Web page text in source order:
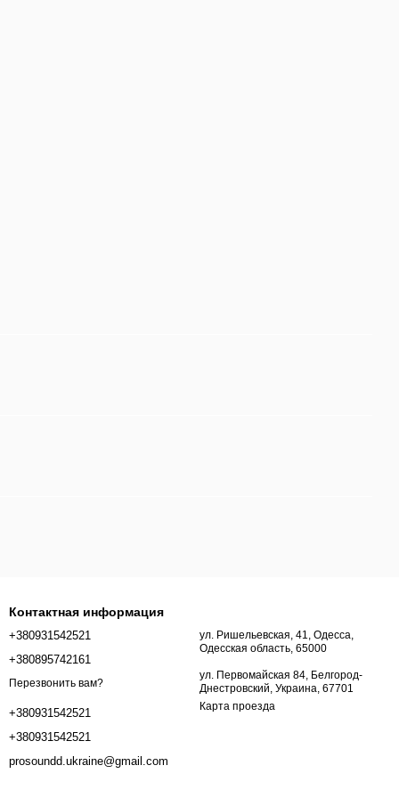
Контактная информация
+380931542521
+380895742161
Перезвонить вам?
+380931542521
+380931542521
prosoundd.ukraine@gmail.com
ул. Ришельевская, 41, Одесса,
Одесская область, 65000
ул. Первомайская 84, Белгород-
Днестровский, Украина, 67701
Карта проезда